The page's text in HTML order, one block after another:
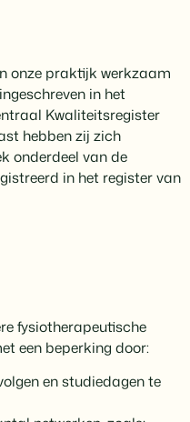
onze praktijk werkzaam
in het
Kwaliteitsregister
hebben zij zich
onderdeel van de
in het register van
fysiotherapeutische
een beperking door:
en studiedagen te